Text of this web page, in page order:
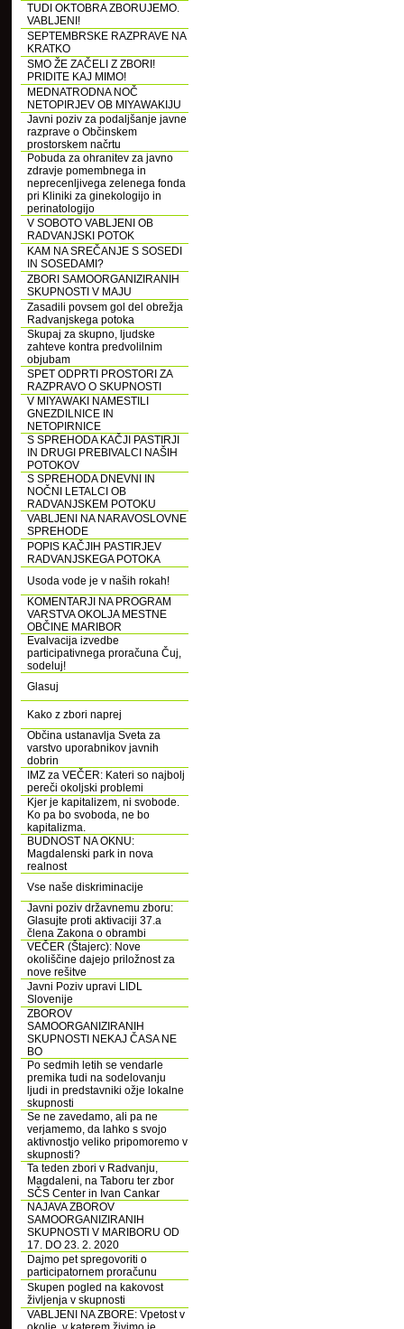
TUDI OKTOBRA ZBORUJEMO.
VABLJENI!
SEPTEMBRSKE RAZPRAVE NA
KRATKO
SMO ŽE ZAČELI Z ZBORI!
PRIDITE KAJ MIMO!
MEDNATRODNA NOČ
NETOPIRJEV OB MIYAWAKIJU
Javni poziv za podaljšanje javne
razprave o Občinskem
prostorskem načrtu
Pobuda za ohranitev za javno
zdravje pomembnega in
neprecenljivega zelenega fonda
pri Kliniki za ginekologijo in
perinatologijo
V SOBOTO VABLJENI OB
RADVANJSKI POTOK
KAM NA SREČANJE S SOSEDI
IN SOSEDAMI?
ZBORI SAMOORGANIZIRANIH
SKUPNOSTI V MAJU
Zasadili povsem gol del obrežja
Radvanjskega potoka
Skupaj za skupno, ljudske
zahteve kontra predvolilnim
objubam
SPET ODPRTI PROSTORI ZA
RAZPRAVO O SKUPNOSTI
V MIYAWAKI NAMESTILI
GNEZDILNICE IN
NETOPIRNICE
S SPREHODA KAČJI PASTIRJI
IN DRUGI PREBIVALCI NAŠIH
POTOKOV
S SPREHODA DNEVNI IN
NOČNI LETALCI OB
RADVANJSKEM POTOKU
VABLJENI NA NARAVOSLOVNE
SPREHODE
POPIS KAČJIH PASTIRJEV
RADVANJSKEGA POTOKA
Usoda vode je v naših rokah!
KOMENTARJI NA PROGRAM
VARSTVA OKOLJA MESTNE
OBČINE MARIBOR
Evalvacija izvedbe
participativnega proračuna Čuj,
sodeluj!
Glasuj
Kako z zbori naprej
Občina ustanavlja Sveta za
varstvo uporabnikov javnih
dobrin
IMZ za VEČER: Kateri so najbolj
pereči okoljski problemi
Kjer je kapitalizem, ni svobode.
Ko pa bo svoboda, ne bo
kapitalizma.
BUDNOST NA OKNU:
Magdalenski park in nova
realnost
Vse naše diskriminacije
Javni poziv državnemu zboru:
Glasujte proti aktivaciji 37.a
člena Zakona o obrambi
VEČER (Štajerc): Nove
okoliščine dajejo priložnost za
nove rešitve
Javni Poziv upravi LIDL
Slovenije
ZBOROV
SAMOORGANIZIRANIH
SKUPNOSTI NEKAJ ČASA NE
BO
Po sedmih letih se vendarle
premika tudi na sodelovanju
ljudi in predstavniki ožje lokalne
skupnosti
Se ne zavedamo, ali pa ne
verjamemo, da lahko s svojo
aktivnostjo veliko pripomoremo v
skupnosti?
Ta teden zbori v Radvanju,
Magdaleni, na Taboru ter zbor
SČS Center in Ivan Cankar
NAJAVA ZBOROV
SAMOORGANIZIRANIH
SKUPNOSTI V MARIBORU OD
17. DO 23. 2. 2020
Dajmo pet spregovoriti o
participatornem proračunu
Skupen pogled na kakovost
življenja v skupnosti
VABLJENI NA ZBORE: Vpetost v